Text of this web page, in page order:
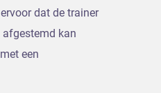
dat de trainer
afgestemd kan
een